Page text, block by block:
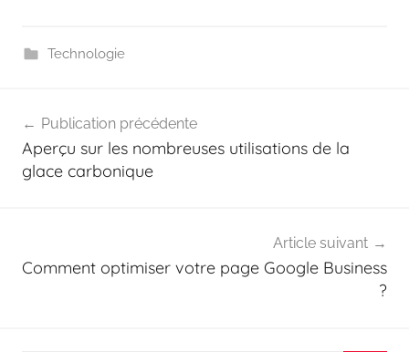
Technologie
de
l’article
Publication précédente
Aperçu sur les nombreuses utilisations de la
glace carbonique
Article suivant
Comment optimiser votre page Google Business
?